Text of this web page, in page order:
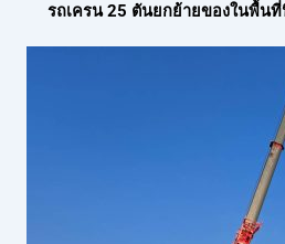
รถเครน 25 ตันยกย้ายของในพื้น